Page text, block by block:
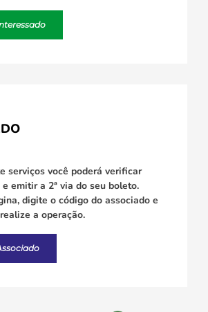
serviços você poderá verificar
emitir a 2ª via do seu boleto.
digite o código do associado e
a operação.